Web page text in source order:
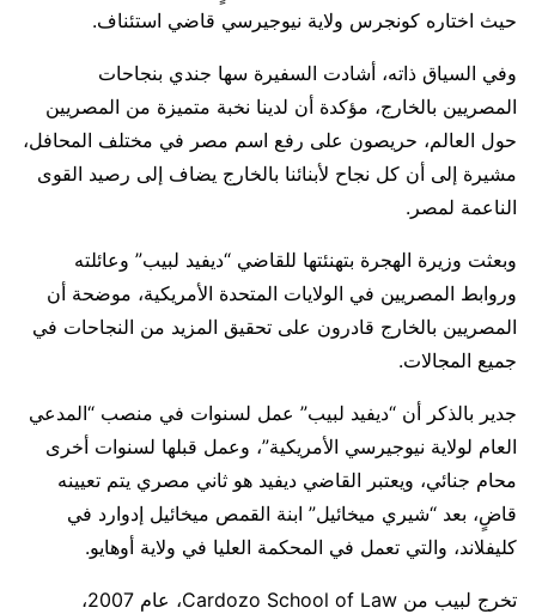
حيث اختاره كونجرس ولاية نيوجيرسي قاضي استئناف.
وفي السياق ذاته، أشادت السفيرة سها جندي بنجاحات
المصريين بالخارج، مؤكدة أن لدينا نخبة متميزة من المصريين
حول العالم، حريصون على رفع اسم مصر في مختلف المحافل،
مشيرة إلى أن كل نجاح لأبنائنا بالخارج يضاف إلى رصيد القوى
الناعمة لمصر.
وبعثت وزيرة الهجرة بتهنئتها للقاضي “ديفيد لبيب” وعائلته
وروابط المصريين في الولايات المتحدة الأمريكية، موضحة أن
المصريين بالخارج قادرون على تحقيق المزيد من النجاحات في
جميع المجالات.
جدير بالذكر أن “ديفيد لبيب” عمل لسنوات في منصب “المدعي
العام لولاية نيوجيرسي الأمريكية”، وعمل قبلها لسنوات أخرى
محام جنائي، ويعتبر القاضي ديفيد هو ثاني مصري يتم تعيينه
قاضٍ، بعد “شيري ميخائيل” ابنة القمص ميخائيل إدوارد في
كليفلاند، والتي تعمل في المحكمة العليا في ولاية أوهايو.
تخرج لبيب من Cardozo School of Law، عام 2007،